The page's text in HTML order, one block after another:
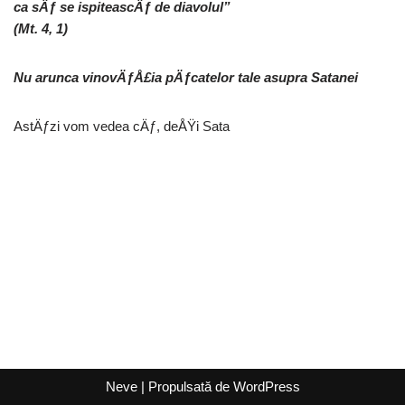
ca sÄƒ se ispiteascÄƒ de diavolul”
(Mt. 4, 1)
Nu arunca vinovÄƒÅ£ia pÄƒcatelor tale asupra Satanei
AstÄƒzi vom vedea cÄƒ, deÅŸi Sata
Neve| Propulsată de WordPress